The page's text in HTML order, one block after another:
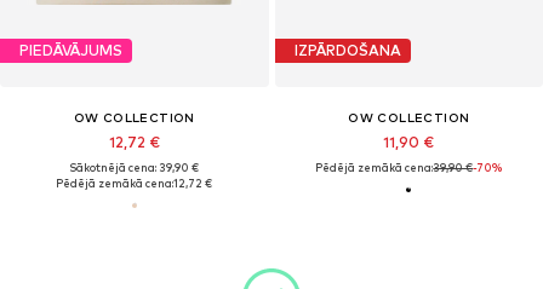
PIEDĀVĀJUMS
OW COLLECTION
12,72 €
Sākotnējā cena: 39,90 €
Pēdējā zemākā cena:12,72 €
IZPĀRDOŠANA
OW COLLECTION
11,90 €
Pēdējā zemākā cena:39,90 €-70%